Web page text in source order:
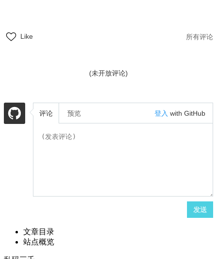
Like 所有评论
(未开放评论)
评论 预览 登入 with GitHub
发送
文章目录
站点概览